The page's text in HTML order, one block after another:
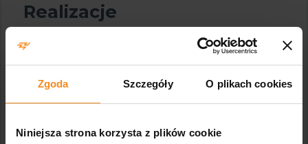
Zgoda Szczegóły O plikach cookies
Niniejsza strona korzysta z plików cookie
Realizacje